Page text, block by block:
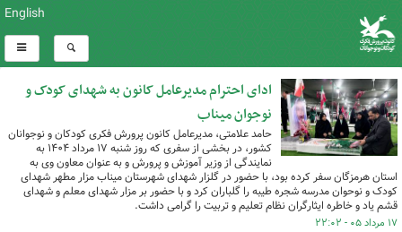
English
ادای احترام مدیرعامل کانون به شهدای کودک و
نوجوان میناب
حامد علامتی، مدیرعامل کانون پرورش فکری کودکان و نوجوانان
کشور، در بخشی از سفری که روز شنبه ۱۷ مرداد ۱۴۰۴ به‌
نمایندگی از وزیر آموزش و پرورش و به عنوان‌ معاون وی به
استان هرمزگان سفر کرده بود، با حضور در گلزار شهدای شهرستان میناب مزار مطهر شهدای
کودک و نوحوان مدرسه شجره طیبه را گلباران کرد و با حضور بر مزار شهدای معلم و شهدای
قشم یاد و خاطره ایثارگران نظام تعلیم و تربیت را گرامی داشت.
۱۷ مرداد ۰۵ - ۲۲:۰۲